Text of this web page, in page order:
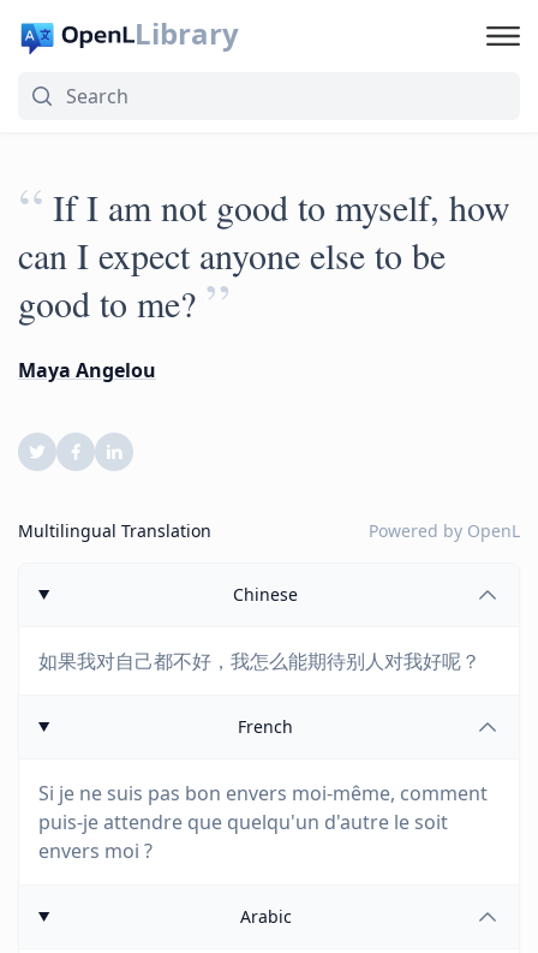
Library
“ If I am not good to myself, how
can I expect anyone else to be
good to me? ”
Maya Angelou
Multilingual Translation Powered by OpenL
Chinese
如果我对自己都不好，我怎么能期待别人对我好呢？
French
Si je ne suis pas bon envers moi-même, comment
puis-je attendre que quelqu'un d'autre le soit
envers moi ?
Arabic